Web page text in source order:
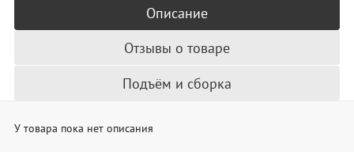
Описание
Отзывы о товаре
Подъём и сборка
У товара пока нет описания